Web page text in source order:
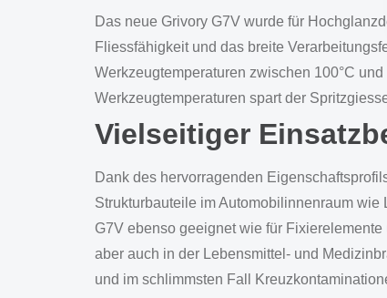
Das neue Grivory G7V wurde für
Fliessfähigkeit und das breite
Werkzeugtemperaturen zwischen 100°C
Werkzeugtemperaturen spart der
Vielseitiger
Dank des hervorragenden
Strukturbauteile im Automobilinnenraum
G7V ebenso geeignet wie für
aber auch in der Lebensmittel- und
und im schlimmsten Fall